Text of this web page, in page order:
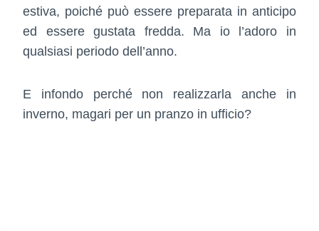
estiva, poiché può essere preparata in anticipo
ed essere gustata fredda. Ma io l’adoro in
qualsiasi periodo dell’anno.
E infondo perché non realizzarla anche in
inverno, magari per un pranzo in ufficio?